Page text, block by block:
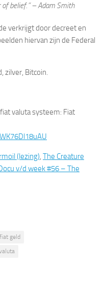
of belief.” –Adam Smith
verkrijgt door decreet en
hiervan zijn de Federal
zilver, Bitcoin.
valuta systeem: Fiat
(lezing), The Creature
v/d week #56 – The
fiat geld